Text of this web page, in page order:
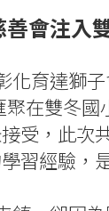
會注入
化育達獅
在雙冬
受，此次
習經驗，